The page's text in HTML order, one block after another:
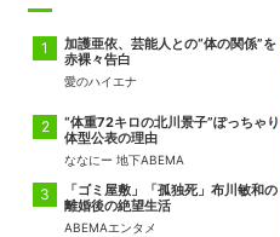
加護亜依、芸能人との“体の関係”を
赤裸々告白
愛のハイエナ
“体重72キロの北川景子”ぽっちゃり
体型公表の理由
ななにー 地下ABEMA
「ゴミ屋敷」「孤独死」布川敏和の
離婚後の絶望生活
ABEMAエンタメ